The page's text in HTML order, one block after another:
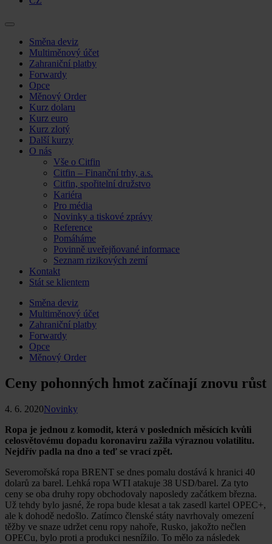
Skip
content
Směna deviz
Multiměnový účet
Zahraniční platby
Forwardy
Opce
Měnový Order
Kurz dolaru
Kurz euro
Kurz zlotý
Další kurzy
O nás
Vše o Citfin
Citfin – Finanční trhy, a.s.
Citfin, spořitelní družstvo
Kariéra
Pro média
Novinky a tiskové zprávy
Reference
Pomáháme
Povinně uveřejňované informace
Seznam rizikových zemí
Kontakt
Stát se klientem
Skip
content
Směna deviz
Multiměnový účet
Zahraniční platby
Forwardy
Opce
Měnový Order
Ceny pohonných hmot začínají znovu růst
4. 6. 2020Novinky
Ropa je jednou z komodit, která v posledních měsících kvůli
celosvětovému dopadu koronaviru zažila výraznou volatilitu.
Nejdřív padla na dno a teď se vrací zpět.
Severomořská ropa BRENT se dnes pomalu dostává k hranici 40
dolarů za barel. Lehká ropa WTI atakuje 38 USD/barel. Za tyto
ceny se oba druhy ropy obchodovaly naposledy začátkem března.
Už tehdy bylo jasné, že ropa bude klesat a tak zasedl kartel OPEC+,
ale k dohodě nedošlo. Zatímco členské státy navrhovaly omezení
těžby ve snaze udržet cenu ropy nahoře, Rusko, jakožto nečlen
OPECu, bylo proti a produkci nesnížilo. To mělo za následek